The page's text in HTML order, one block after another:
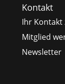
Kontakt
Ihr Kontakt
Mitglied
Newsletter